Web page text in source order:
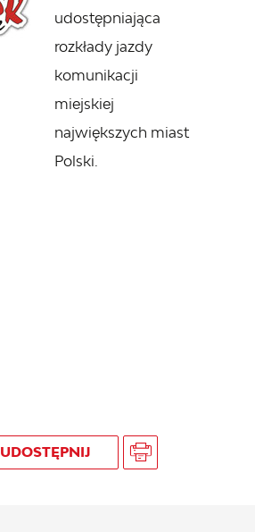
udostępniająca
rozkłady jazdy
komunikacji
miejskiej
największych miast
Polski.
UDOSTĘPNIJ